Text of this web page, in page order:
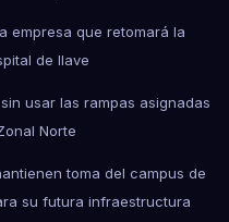
empresa que retomará la
de Ilave
usar las rampas asignadas
Norte
toma del campus de
su futura infraestructura